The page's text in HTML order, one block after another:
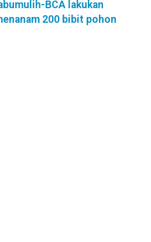
BCA lakukan
200 bibit pohon